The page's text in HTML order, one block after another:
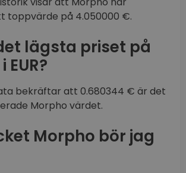
toppvärde på 4.050000 €.
lägsta priset på
EUR?
bekräftar att 0.680344 € är det
Morpho värdet.
Morpho bör jag